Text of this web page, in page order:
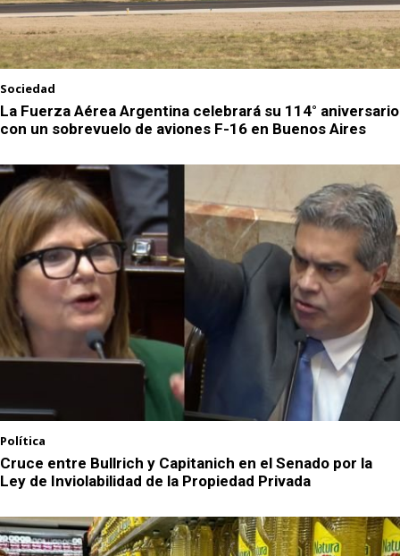
Sociedad
La Fuerza Aérea Argentina celebrará su 114° aniversario
con un sobrevuelo de aviones F-16 en Buenos Aires
Política
Cruce entre Bullrich y Capitanich en el Senado por la
Ley de Inviolabilidad de la Propiedad Privada